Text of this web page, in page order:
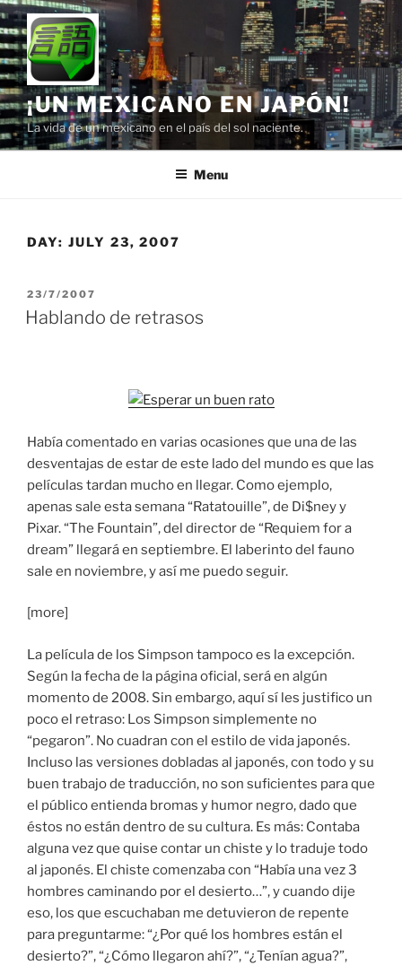
Skip
to
content
¡UN MEXICANO EN JAPÓN!
La vida de un mexicano en el país del sol naciente.
Menu
DAY: JULY 23, 2007
POSTED
ON
23/7/2007
Hablando de retrasos
Había comentado en varias ocasiones que una de las
desventajas de estar de este lado del mundo es que las
películas tardan mucho en llegar. Como ejemplo,
apenas sale esta semana “Ratatouille”, de Di$ney y
Pixar. “The Fountain”, del director de “Requiem for a
dream” llegará en septiembre. El laberinto del fauno
sale en noviembre, y así me puedo seguir.
[more]
La película de los Simpson tampoco es la excepción.
Según la fecha de la página oficial, será en algún
momento de 2008. Sin embargo, aquí sí les justifico un
poco el retraso: Los Simpson simplemente no
“pegaron”. No cuadran con el estilo de vida japonés.
Incluso las versiones dobladas al japonés, con todo y su
buen trabajo de traducción, no son suficientes para que
el público entienda bromas y humor negro, dado que
éstos no están dentro de su cultura. Es más: Contaba
alguna vez que quise contar un chiste y lo traduje todo
al japonés. El chiste comenzaba con “Había una vez 3
hombres caminando por el desierto…”, y cuando dije
eso, los que escuchaban me detuvieron de repente
para preguntarme: “¿Por qué los hombres están el
desierto?”, “¿Cómo llegaron ahí?”, “¿Tenían agua?”,